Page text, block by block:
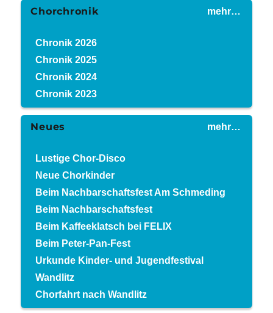
mehr…
Chorchronik
Chronik 2026
Chronik 2025
Chronik 2024
Chronik 2023
mehr…
Neues
Lustige Chor-Disco
Neue Chorkinder
Beim Nachbarschaftsfest Am Schmeding
Beim Nachbarschaftsfest
Beim Kaffeeklatsch bei FELIX
Beim Peter-Pan-Fest
Urkunde Kinder- und Jugendfestival
Wandlitz
Chorfahrt nach Wandlitz